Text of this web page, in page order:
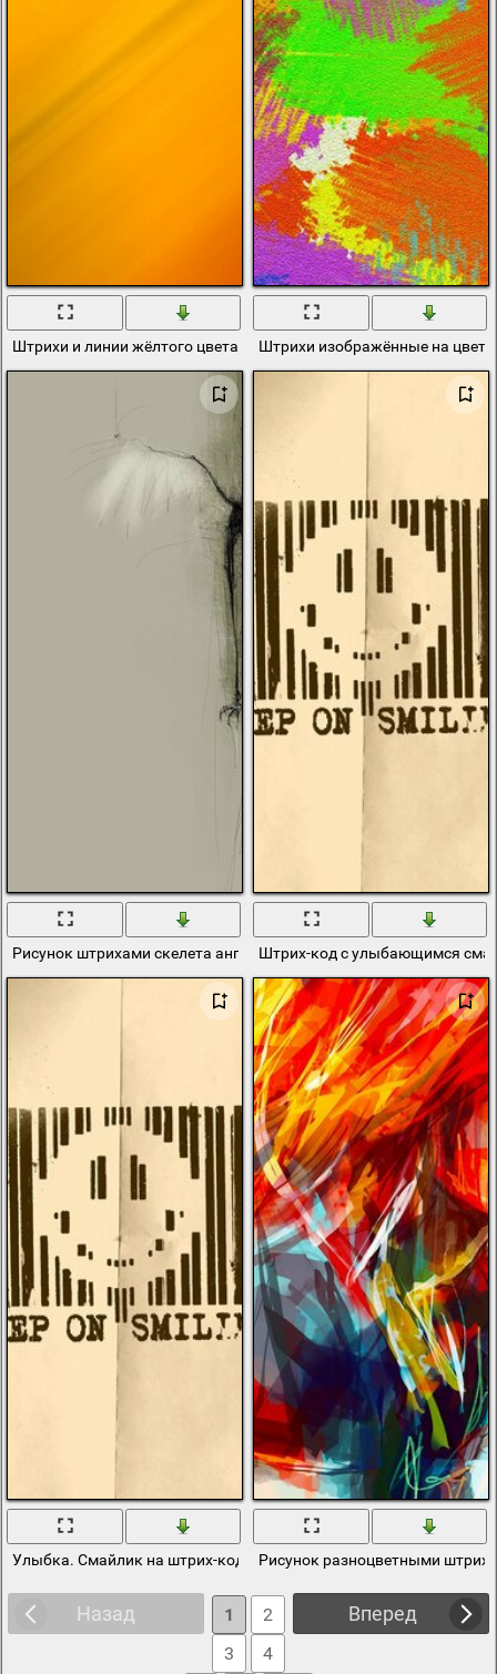
Штрихи и линии жёлтого цвета Штрихи изображённые на
Рисунок штрихами скелета ангелаШтрих-код с улыбающимся
Улыбка. Смайлик на штрих-коде. Продолжайте улыбаться
Рисунок разноцветными
Назад Вперед
1
2
3
4